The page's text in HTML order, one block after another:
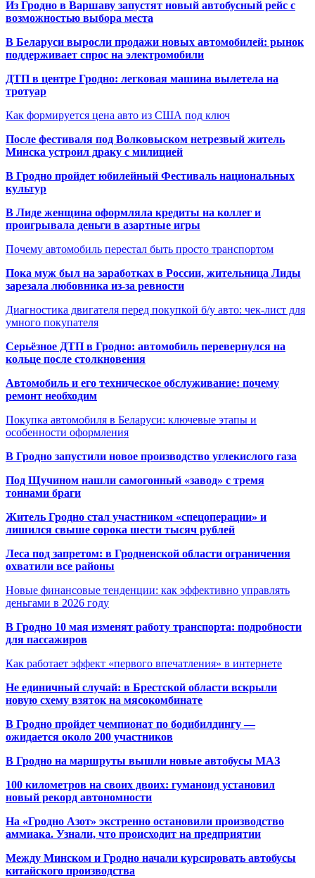
Из Гродно в Варшаву запустят новый автобусный рейс с
возможностью выбора места
В Беларуси выросли продажи новых автомобилей: рынок
поддерживает спрос на электромобили
ДТП в центре Гродно: легковая машина вылетела на
тротуар
Как формируется цена авто из США под ключ
После фестиваля под Волковыском нетрезвый житель
Минска устроил драку с милицией
В Гродно пройдет юбилейный Фестиваль национальных
культур
В Лиде женщина оформляла кредиты на коллег и
проигрывала деньги в азартные игры
Почему автомобиль перестал быть просто транспортом
Пока муж был на заработках в России, жительница Лиды
зарезала любовника из-за ревности
Диагностика двигателя перед покупкой б/у авто: чек-лист для
умного покупателя
Серьёзное ДТП в Гродно: автомобиль перевернулся на
кольце после столкновения
Автомобиль и его техническое обслуживание: почему
ремонт необходим
Покупка автомобиля в Беларуси: ключевые этапы и
особенности оформления
В Гродно запустили новое производство углекислого газа
Под Щучином нашли самогонный «завод» с тремя
тоннами браги
Житель Гродно стал участником «спецоперации» и
лишился свыше сорока шести тысяч рублей
Леса под запретом: в Гродненской области ограничения
охватили все районы
Новые финансовые тенденции: как эффективно управлять
деньгами в 2026 году
В Гродно 10 мая изменят работу транспорта: подробности
для пассажиров
Как работает эффект «первого впечатления» в интернете
Не единичный случай: в Брестской области вскрыли
новую схему взяток на мясокомбинате
В Гродно пройдет чемпионат по бодибилдингу —
ожидается около 200 участников
В Гродно на маршруты вышли новые автобусы МАЗ
100 километров на своих двоих: гуманоид установил
новый рекорд автономности
На «Гродно Азот» экстренно остановили производство
аммиака. Узнали, что происходит на предприятии
Между Минском и Гродно начали курсировать автобусы
китайского производства